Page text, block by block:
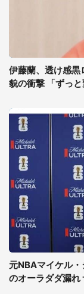
伊藤蘭、透け感黒
貌の衝撃 「ずっ
元NBAマイケル
のオーラダダ漏れ